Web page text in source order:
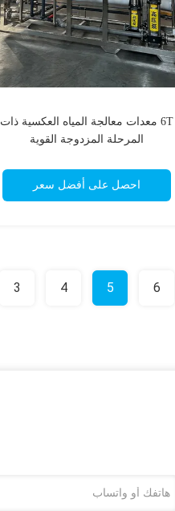
6T معدات معالجة المياه العكسية ذات
المرحلة المزدوجة القوية
احصل على أفضل سعر
3 4 5 6